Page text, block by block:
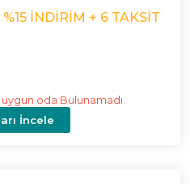
İNDIRIM + 6 TAKSIT
uygun oda Bulunamadı.
İncele